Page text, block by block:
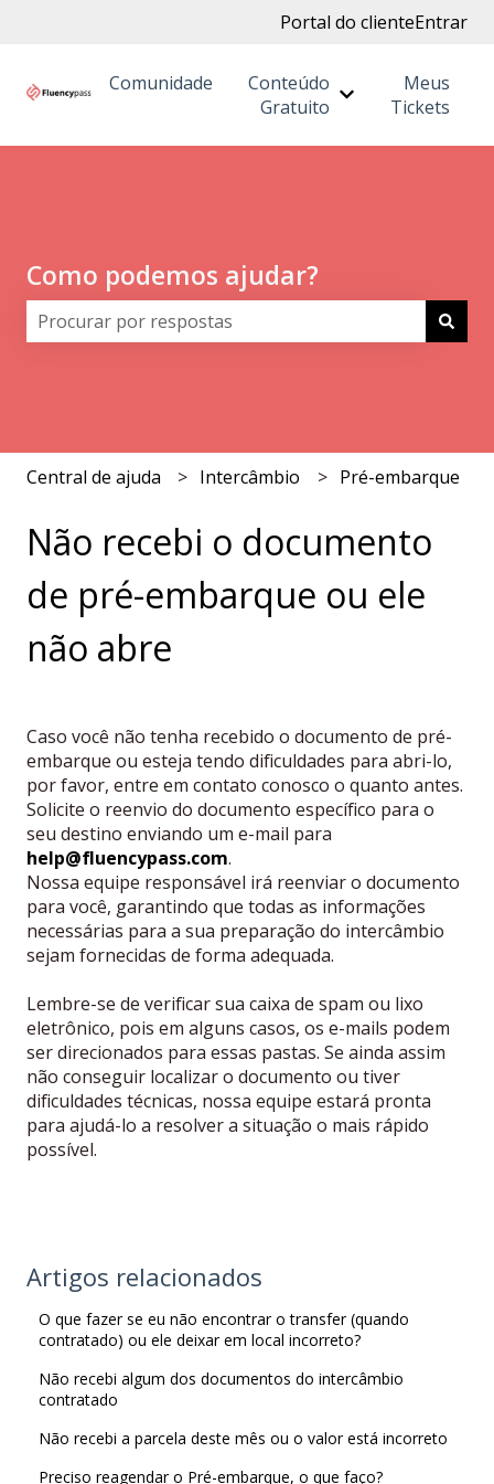
Portal do clienteEntrar
Comunidade
Conteúdo
Gratuito
Mostrar
Meus
Tickets
Como podemos ajudar?
Central de ajuda Intercâmbio Pré-embarque
Não recebi o documento
de pré-embarque ou ele
não abre
Caso você não tenha recebido o documento de pré-
embarque ou esteja tendo dificuldades para abri-lo,
por favor, entre em contato conosco o quanto antes.
Solicite o reenvio do documento específico para o
seu destino enviando um e-mail para
help@fluencypass.com.
Nossa equipe responsável irá reenviar o documento
para você, garantindo que todas as informações
necessárias para a sua preparação do intercâmbio
sejam fornecidas de forma adequada.
Lembre-se de verificar sua caixa de spam ou lixo
eletrônico, pois em alguns casos, os e-mails podem
ser direcionados para essas pastas. Se ainda assim
não conseguir localizar o documento ou tiver
dificuldades técnicas, nossa equipe estará pronta
para ajudá-lo a resolver a situação o mais rápido
possível.
Artigos relacionados
O que fazer se eu não encontrar o transfer (quando
contratado) ou ele deixar em local incorreto?
Não recebi algum dos documentos do intercâmbio
contratado
Não recebi a parcela deste mês ou o valor está incorreto
Preciso reagendar o Pré-embarque, o que faço?